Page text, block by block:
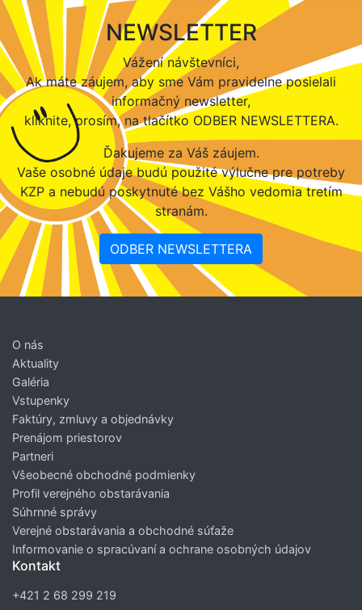
NEWSLETTER
Vážení návštevníci,
Ak máte záujem, aby sme Vám pravidelne posielali
informačný newsletter,
kliknite, prosím, na tlačítko ODBER NEWSLETTERA.
Ďakujeme za Váš záujem.
Vaše osobné údaje budú použité výlučne pre potreby
KZP a nebudú poskytnuté bez Vášho vedomia tretím
stranám.
ODBER NEWSLETTERA
O nás
Aktuality
Galéria
Vstupenky
Faktúry, zmluvy a objednávky
Prenájom priestorov
Partneri
Všeobecné obchodné podmienky
Profil verejného obstarávania
Súhrnné správy
Verejné obstarávania a obchodné súťaže
Informovanie o spracúvaní a ochrane osobných údajov
Kontakt
+421 2 68 299 219